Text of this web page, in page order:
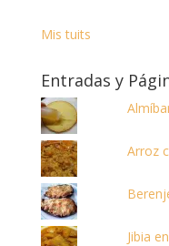
Mis tuits
Entradas y
Arroz
Jibia